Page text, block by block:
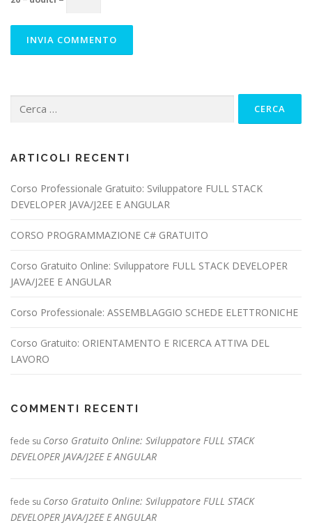
per:
ARTICOLI RECENTI
Corso Professionale Gratuito: Sviluppatore FULL STACK
DEVELOPER JAVA/J2EE E ANGULAR
CORSO PROGRAMMAZIONE C# GRATUITO
Corso Gratuito Online: Sviluppatore FULL STACK DEVELOPER
JAVA/J2EE E ANGULAR
Corso Professionale: ASSEMBLAGGIO SCHEDE ELETTRONICHE
Corso Gratuito: ORIENTAMENTO E RICERCA ATTIVA DEL
LAVORO
COMMENTI RECENTI
fede su Corso Gratuito Online: Sviluppatore FULL STACK
DEVELOPER JAVA/J2EE E ANGULAR
fede su Corso Gratuito Online: Sviluppatore FULL STACK
DEVELOPER JAVA/J2EE E ANGULAR